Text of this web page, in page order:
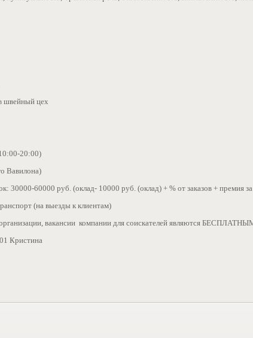
швейный цех
20:00)
Вавилона)
30000-60000 руб. (оклад- 10000 руб. (оклад) + % от заказов + премия
(на выезды к клиентам)
вакансии компании для соискателей являются
Кристина